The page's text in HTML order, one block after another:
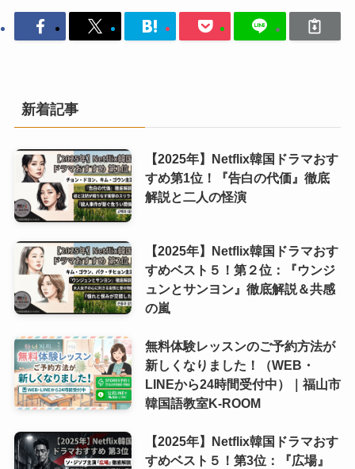
新着記事
【2025年】Netflix韓国ドラマおす
すめ第1位！『告白の代価』徹底
解説と二人の怪演
【2025年】Netflix韓国ドラマおす
すめベスト５！第２位：『ウンジ
ュンとサンヨン』徹底解説＆共感
の嵐
無料体験レッスンのご予約方法が
新しくなりました！（WEB・
LINEから24時間受付中）｜福山市
韓国語教室K-ROOM
【2025年】Netflix韓国ドラマおす
すめベスト５！第3位：『広場』